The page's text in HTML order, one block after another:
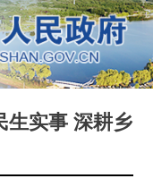
生实事 深耕乡